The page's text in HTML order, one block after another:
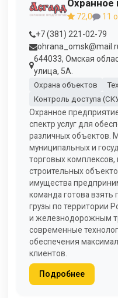
Охранное
72,0
11
+7 (381) 221-02-79
644033, Омская
улица, 5А.
Охрана объектов
Контроль доступа
Охранное
спектр услуг для
различных объектов.
муниципальных и
торговых
строительных
имущества
команда готова взять
грузы по территории
и железнодорожным
современные
обеспечения
клиентов.
Подробнее